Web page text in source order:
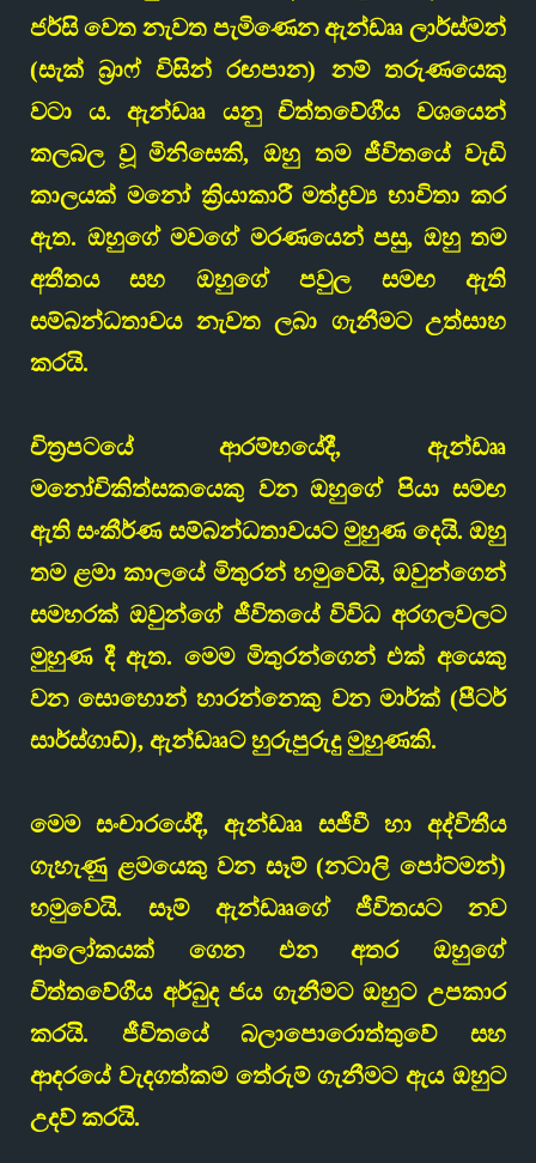
ජර්සි වෙත නැවත පැමිණෙන ඇන්ඩෲ ලාර්ස්මන්
(සැක් බ්‍රාෆ් විසින් රඟපාන) නම් තරුණයෙකු
වටා ය. ඇන්ඩෲ යනු චිත්තවේගීය වශයෙන්
කලබල වූ මිනිසෙකි, ඔහු තම ජීවිතයේ වැඩි
කාලයක් මනෝ ක්‍රියාකාරී මත්ද්‍රව්‍ය භාවිතා කර
ඇත. ඔහුගේ මවගේ මරණයෙන් පසු, ඔහු තම
අතීතය සහ ඔහුගේ පවුල සමඟ ඇති
සම්බන්ධතාවය නැවත ලබා ගැනීමට උත්සාහ
කරයි.
චිත්‍රපටයේ ආරම්භයේදී, ඇන්ඩෲ
මනෝචිකිත්සකයෙකු වන ඔහුගේ පියා සමඟ
ඇති සංකීර්ණ සම්බන්ධතාවයට මුහුණ දෙයි. ඔහු
තම ළමා කාලයේ මිතුරන් හමුවෙයි, ඔවුන්ගෙන්
සමහරක් ඔවුන්ගේ ජීවිතයේ විවිධ අරගලවලට
මුහුණ දී ඇත. මෙම මිතුරන්ගෙන් එක් අයෙකු
වන සොහොන් හාරන්නෙකු වන මාර්ක් (පීටර්
සාර්ස්ගාඩ්), ඇන්ඩෲට හුරුපුරුදු මුහුණකි.
මෙම සංචාරයේදී, ඇන්ඩෲ සජීවී හා අද්විතීය
ගැහැණු ළමයෙකු වන සෑම් (නටාලි පෝට්මන්)
හමුවෙයි. සෑම් ඇන්ඩෲගේ ජීවිතයට නව
ආලෝකයක් ගෙන එන අතර ඔහුගේ
චිත්තවේගීය අර්බුද ජය ගැනීමට ඔහුට උපකාර
කරයි. ජීවිතයේ බලාපොරොත්තුවේ සහ
ආදරයේ වැදගත්කම තේරුම් ගැනීමට ඇය ඔහුට
උදව් කරයි.